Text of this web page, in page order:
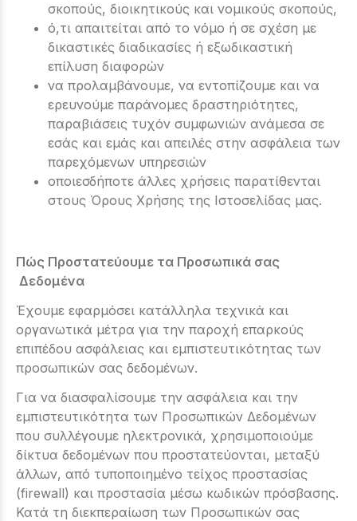
σκοπούς, διοικητικούς και νομικούς σκοπούς,
ό,τι απαιτείται από το νόμο ή σε σχέση με
δικαστικές διαδικασίες ή εξωδικαστική
επίλυση διαφορών
να προλαμβάνουμε, να εντοπίζουμε και να
ερευνούμε παράνομες δραστηριότητες,
παραβιάσεις τυχόν συμφωνιών ανάμεσα σε
εσάς και εμάς και απειλές στην ασφάλεια των
παρεχόμενων υπηρεσιών
οποιεσδήποτε άλλες χρήσεις παρατίθενται
στους Όρους Χρήσης της Ιστοσελίδας μας.
Πώς Προστατεύουμε τα Προσωπικά σας
Δεδομένα
Έχουμε εφαρμόσει κατάλληλα τεχνικά και
οργανωτικά μέτρα για την παροχή επαρκούς
επιπέδου ασφάλειας και εμπιστευτικότητας των
προσωπικών σας δεδομένων.
Για να διασφαλίσουμε την ασφάλεια και την
εμπιστευτικότητα των Προσωπικών Δεδομένων
που συλλέγουμε ηλεκτρονικά, χρησιμοποιούμε
δίκτυα δεδομένων που προστατεύονται, μεταξύ
άλλων, από τυποποιημένo τείχος προστασίας
(firewall) και προστασία μέσω κωδικών πρόσβασης.
Κατά τη διεκπεραίωση των Προσωπικών σας